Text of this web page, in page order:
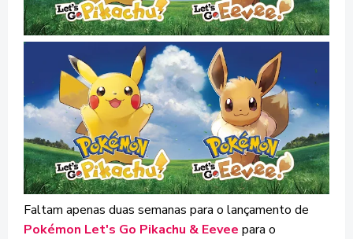
Faltam apenas duas semanas para o lançamento de
Pokémon Let's Go Pikachu & Eevee para o